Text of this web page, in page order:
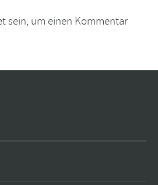
sein, um einen Kommentar